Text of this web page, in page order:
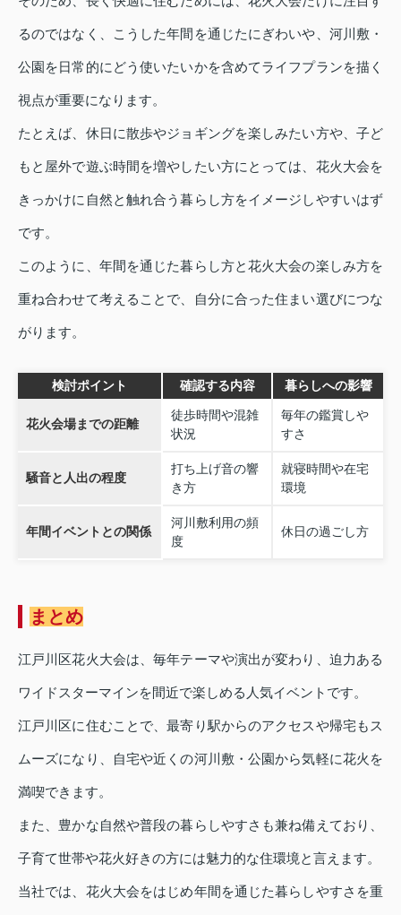
るのではなく、こうした年間を通じたにぎわいや、河川敷・
公園を日常的にどう使いたいかを含めてライフプランを描く
視点が重要になります。
たとえば、休日に散歩やジョギングを楽しみたい方や、子ど
もと屋外で遊ぶ時間を増やしたい方にとっては、花火大会を
きっかけに自然と触れ合う暮らし方をイメージしやすいはず
です。
このように、年間を通じた暮らし方と花火大会の楽しみ方を
重ね合わせて考えることで、自分に合った住まい選びにつな
がります。
検討ポイント 確認する内容 暮らしへの影響
花火会場までの距離
徒歩時間や混雑
状況
毎年の鑑賞しや
すさ
騒音と人出の程度
打ち上げ音の響
き方
就寝時間や在宅
環境
年間イベントとの関係
河川敷利用の頻
度
休日の過ごし方
まとめ
江戸川区花火大会は、毎年テーマや演出が変わり、迫力ある
ワイドスターマインを間近で楽しめる人気イベントです。
江戸川区に住むことで、最寄り駅からのアクセスや帰宅もス
ムーズになり、自宅や近くの河川敷・公園から気軽に花火を
満喫できます。
また、豊かな自然や普段の暮らしやすさも兼ね備えており、
子育て世帯や花火好きの方には魅力的な住環境と言えます。
当社では、花火大会をはじめ年間を通じた暮らしやすさを重